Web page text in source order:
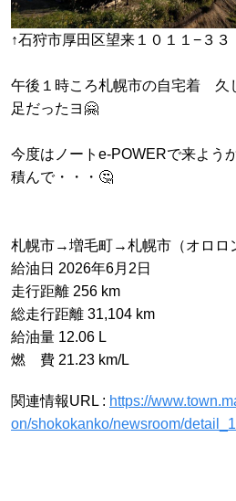
↑石狩市厚田区望来１０１１−３
午後１時ころ札幌市の自宅着 久
足だったヨ🤗
今度はノートe-POWERで来よ
積んで・・・🤔
札幌市→増毛町→札幌市（オロロ
給油日 2026年6月2日
走行距離 256 km
総走行距離 31,104 km
給油量 12.06 L
燃 費 21.23 km/L
関連情報URL : https://
on/shokokanko/newsroom/